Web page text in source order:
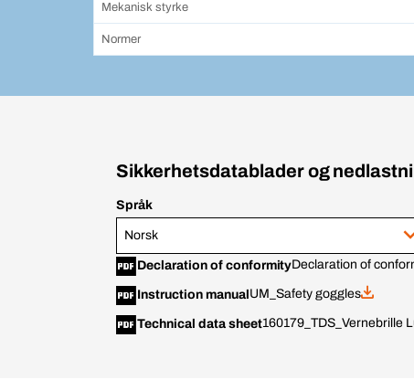
Mekanisk styrke
Normer
Sikkerhetsdatablader og
Språk
Norsk
Declaration of conformityDeclaration of
Instruction manual UM_Safety goggles
Technical data sheet160179_TDS_Vernebrille